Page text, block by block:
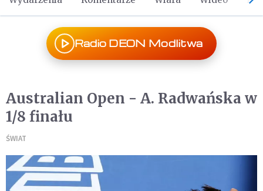
Radio DEON Modlitwa
Australian Open - A. Radwańska w
1/8 finału
ŚWIAT